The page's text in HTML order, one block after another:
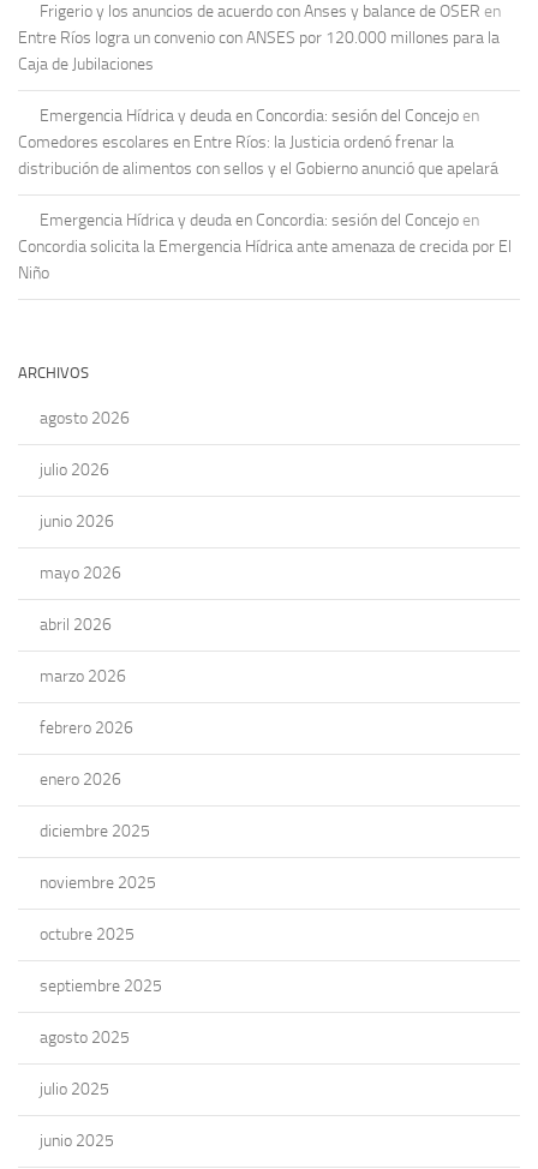
Frigerio y los anuncios de acuerdo con Anses y balance de OSER en
Entre Ríos logra un convenio con ANSES por 120.000 millones para la
Caja de Jubilaciones
Emergencia Hídrica y deuda en Concordia: sesión del Concejo en
Comedores escolares en Entre Ríos: la Justicia ordenó frenar la
distribución de alimentos con sellos y el Gobierno anunció que apelará
Emergencia Hídrica y deuda en Concordia: sesión del Concejo en
Concordia solicita la Emergencia Hídrica ante amenaza de crecida por El
Niño
ARCHIVOS
agosto 2026
julio 2026
junio 2026
mayo 2026
abril 2026
marzo 2026
febrero 2026
enero 2026
diciembre 2025
noviembre 2025
octubre 2025
septiembre 2025
agosto 2025
julio 2025
junio 2025